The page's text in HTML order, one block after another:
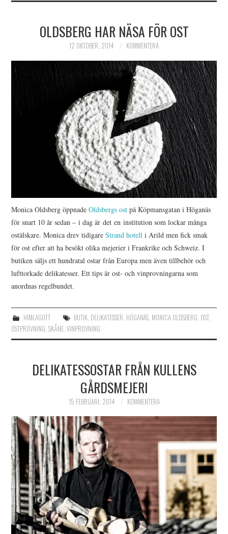
OLDSBERG HAR NÄSA FÖR OST
12 OKTOBER, 2014 KOMMENTERA
Monica Oldsberg öppnadeOldsbergs ostpå Köpmansgatan i Höganäs
för snart 10 år sedan – i dag är det en institution som lockar många
ostälskare. Monica drev tidigareStrand hotell i Arild men fick smak
för ost efter att ha besökt olika mejerier i Frankrike och Schweiz. I
butiken säljs ett hundratal ostar från Europa men även tillbehör och
lufttorkade delikatesser. Ett tips är ost- och vinprovningarna som
anordnas regelbundet.
HIMLAGOTT BUTIK, DELIKATESSER HÖGANÄS, MONICA OLDSBERG OST,
OSTPROVNING ,SKÅNE ,VINPROVNING
DELIKATESSOSTAR FRÅN KULLENS
GÅRDSMEJERI
15 FEBRUARI, 2014 KOMMENTERA